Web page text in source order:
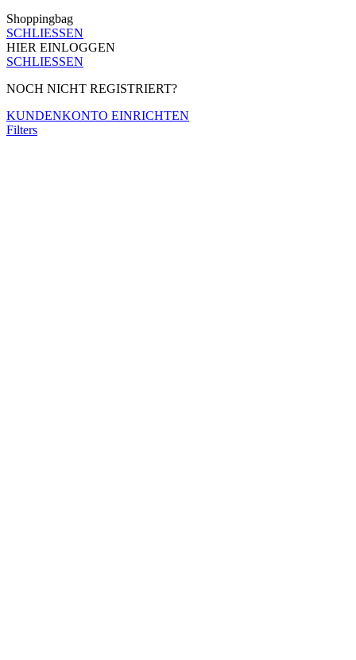
Shoppingbag
SCHLIESSEN
HIER EINLOGGEN
SCHLIESSEN
NOCH NICHT REGISTRIERT?
KUNDENKONTO EINRICHTEN
Filters